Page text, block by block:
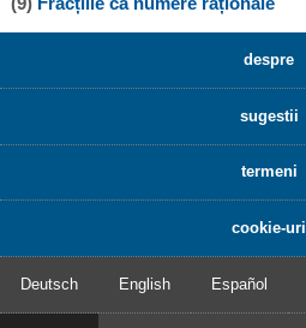
despre
sugestii
termeni
cookie-uri
Deutsch English Español